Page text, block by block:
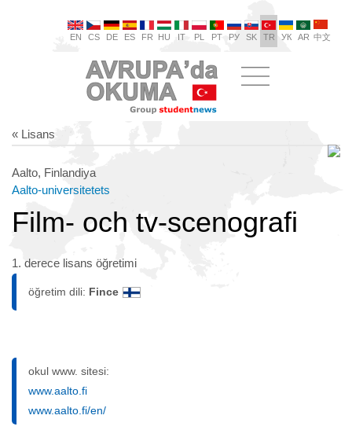
EN CS DE ES FR HU IT PL PT РУ SK TR УК AR 中文
« Lisans
Aalto, Finlandiya
Aalto-universitetets
Film- och tv-scenografi
1. derece lisans öğretimi
öğretim dili: Fince
okul www. sitesi:
www.aalto.fi
www.aalto.fi/en/